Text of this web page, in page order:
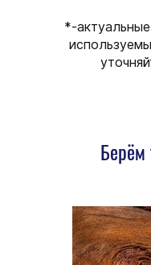
*-
Берём